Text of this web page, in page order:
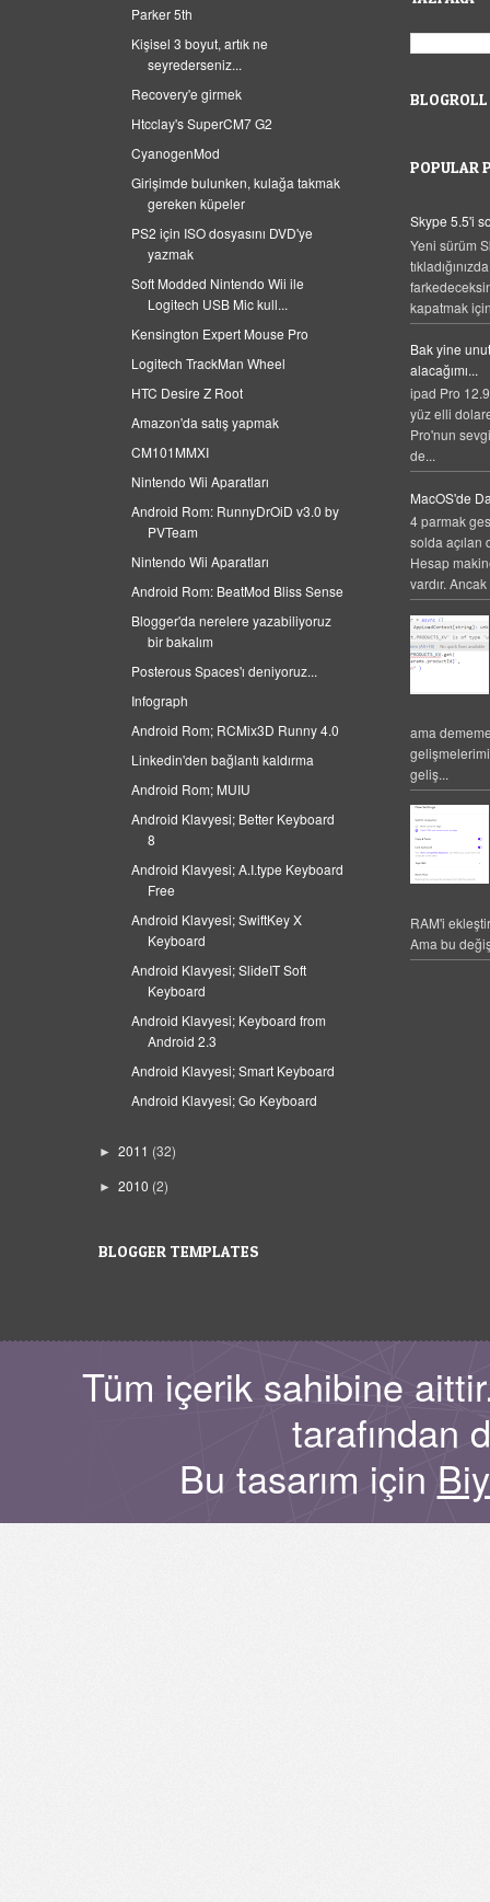
Parker 5th
Kişisel 3 boyut, artık ne
seyrederseniz...
Recovery'e girmek
Htcclay's SuperCM7 G2
CyanogenMod
Girişimde bulunken, kulağa takmak
gereken küpeler
PS2 için ISO dosyasını DVD'ye
yazmak
Soft Modded Nintendo Wii ile
Logitech USB Mic kull...
Kensington Expert Mouse Pro
Logitech TrackMan Wheel
HTC Desire Z Root
Amazon'da satış yapmak
CM101MMXI
Nintendo Wii Aparatları
Android Rom: RunnyDrOiD v3.0 by
PVTeam
Nintendo Wii Aparatları
Android Rom: BeatMod Bliss Sense
Blogger'da nerelere yazabiliyoruz
bir bakalım
Posterous Spaces'ı deniyoruz...
Infograph
Android Rom; RCMix3D Runny 4.0
Linkedin'den bağlantı kaldırma
Android Rom; MUIU
Android Klavyesi; Better Keyboard
8
Android Klavyesi; A.I.type Keyboard
Free
Android Klavyesi; SwiftKey X
Keyboard
Android Klavyesi; SlideIT Soft
Keyboard
Android Klavyesi; Keyboard from
Android 2.3
Android Klavyesi; Smart Keyboard
Android Klavyesi; Go Keyboard
► 2011 (32)
► 2010 (2)
BLOGGER TEMPLATES
BLOGROLL
POPULAR
Skype 5.5'i
Yeni sürüm
kapatmak
Bak yine
alacağımı...
ipad Pro
yüz elli
Pro'nun
de...
MacOS'de
4 parmak
solda açılan
Hesap
vardır.
ama
geliş...
RAM'i
Ama bu
Tüm içerik sahibine
tarafından
Bu tasarım için